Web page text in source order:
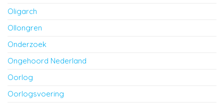
Oligarch
Ollongren
Onderzoek
Ongehoord Nederland
Oorlog
Oorlogsvoering